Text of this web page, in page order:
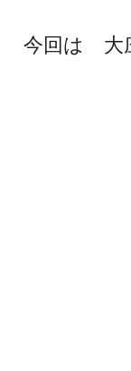
今回は 大